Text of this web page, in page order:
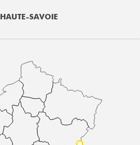
HAUTE-SAVOIE